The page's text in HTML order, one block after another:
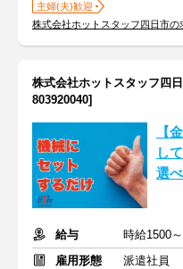
主婦(夫)歓迎
株式会社ホットスタッフ四日市の
株式会社ホットスタッフ四
803920040]
【
し
選
給与
時給1500
雇用形態
派遣社員